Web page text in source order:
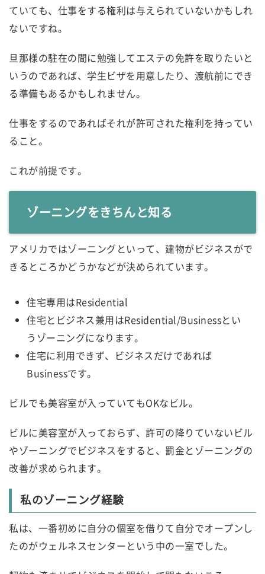
ていても、仕事をする権利は与えられていないかもしれ
ないですね。
旦那様の駐在の間に勉強してエステの免許を取りたいと
いうのであれば、学生ビザを用意したり、渡航前にでき
る準備もあるかもしれません。
仕事をするのであればそれが許可された権利を持ってい
ること。
これが前提です。
ゾーニングをきちんと知る
アメリカではゾーニングといって、建物がビジネスがで
きるところかどうかなどが決められています。
住宅専用はResidential
住宅とビジネス兼用はResidential/Businessとい
うゾーニングになります。
住宅に利用できず、ビジネスだけであれば
Businessです。
ビルでも美容室が入っていてもOKなビル。
ビルに美容室が入っておらず、許可の降りていないビル
やゾーニングでビジネスをすると、罰金とゾーニングの
改善が求められます。
私のゾーニング経験
私は、一番初めに自分の個室を借りて自分でオープンし
たのがウェルネスセンターという中の一室でした。